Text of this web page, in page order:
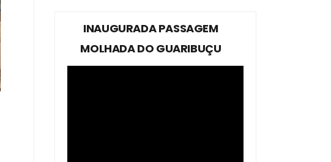
INAUGURADA PASSAGEM
MOLHADA DO GUARIBUÇU